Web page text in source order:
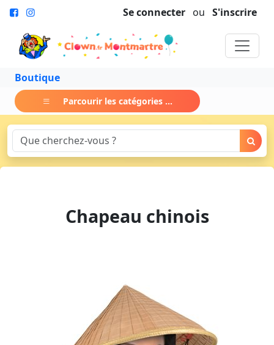
Se connecter ou S'inscrire
Boutique
Parcourir les catégories ...
Chapeau chinois